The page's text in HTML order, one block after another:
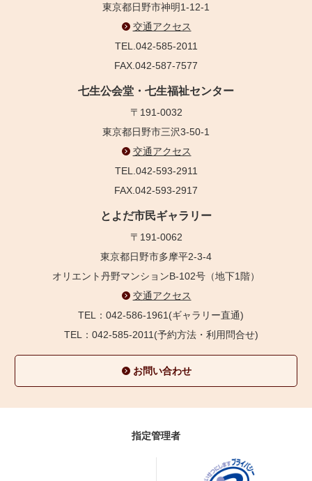
東京都日野市神明1-12-1
交通アクセス
TEL.042-585-2011
FAX.042-587-7577
七生公会堂・七生福祉センター
〒191-0032
東京都日野市三沢3-50-1
交通アクセス
TEL.042-593-2911
FAX.042-593-2917
とよだ市民ギャラリー
〒191-0062
東京都日野市多摩平2-3-4
オリエント丹野マンションB-102号（地下1階）
交通アクセス
TEL：042-586-1961(ギャラリー直通)
TEL：042-585-2011(予約方法・利用問合せ)
お問い合わせ
指定管理者